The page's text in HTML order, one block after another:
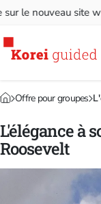
le nouveau site web
Offre pour groupes
L'élégance à
Roosevelt